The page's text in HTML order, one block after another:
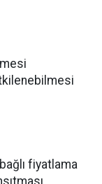
fiyatlama